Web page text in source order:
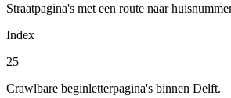
Straatpagina's met een route naar
Index
25
Crawlbare beginletterpagina's binnen Delft.